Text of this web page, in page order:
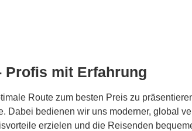
Profis mit Erfahrung
Route zum besten Preis zu
Dabei bedienen wir uns moderner, global
erzielen und die Reisenden